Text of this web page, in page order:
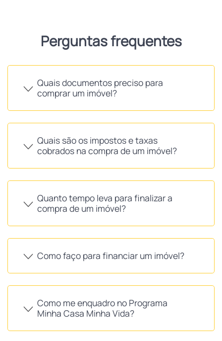
Perguntas frequentes
Quais documentos preciso para
comprar um imóvel?
Quais são os impostos e taxas
cobrados na compra de um imóvel?
Quanto tempo leva para finalizar a
compra de um imóvel?
Como faço para financiar um imóvel?
Como me enquadro no Programa
Minha Casa Minha Vida?